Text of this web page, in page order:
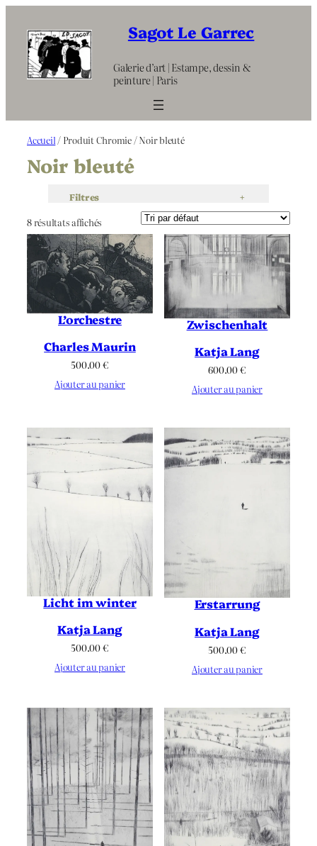
contenu
Sagot Le Garrec
Galerie d’art | Estampe, dessin &
peinture | Paris
Accueil / Produit Chromie / Noir bleuté
Noir bleuté
Filtres +
8 résultats affichés
L’orchestre
Charles Maurin
500.00€
Ajouter au panier
Zwischenhalt
Katja Lang
600.00€
Ajouter au panier
Licht im winter
Katja Lang
500.00€
Ajouter au panier
Erstarrung
Katja Lang
500.00€
Ajouter au panier